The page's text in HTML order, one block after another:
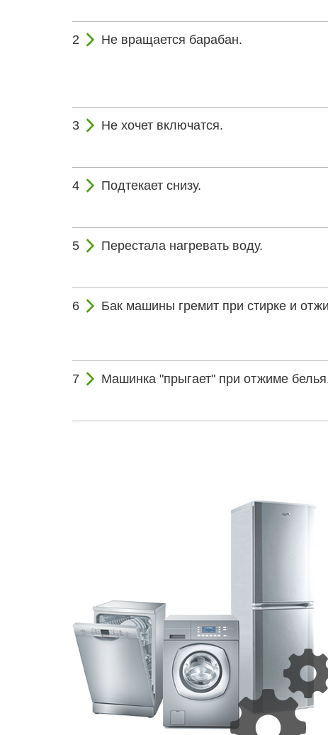
Не вращается барабан.
Не хочет включатся.
Подтекает снизу.
Перестала нагревать воду.
Бак машины гремит при стирке и
Машинка "прыгает" при отжиме